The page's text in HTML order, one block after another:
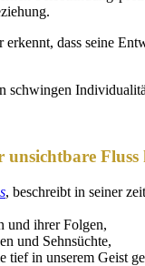
erkennt, dass seine
schwingen
Fluss
, beschreibt in seiner
und ihrer Folgen,
und Sehnsüchte,
tief in unserem Geist